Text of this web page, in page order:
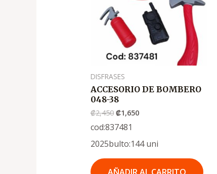
DISFRASES
ACCESORIO DE BOMBERO
048-38
₡2,450 ₡1,650
cod:837481
2025bulto:144 uni